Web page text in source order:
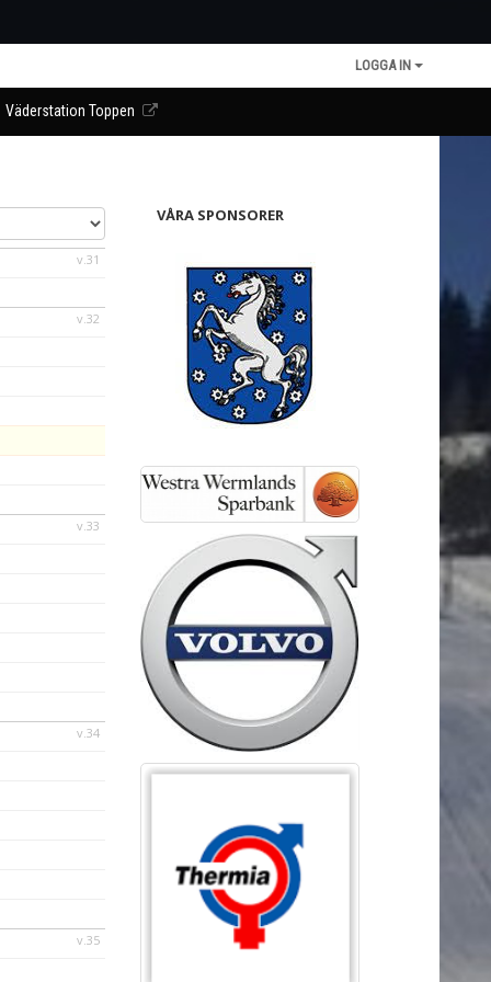
LOGGA IN
Väderstation Toppen
v.31
v.32
v.33
v.34
v.35
VÅRA SPONSORER